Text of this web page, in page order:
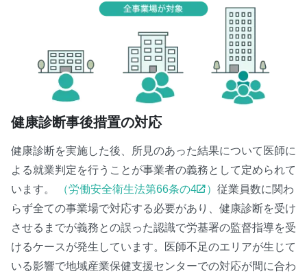
健康診断事後措置の対応
健康診断を実施した後、所見のあった結果について医師に
よる就業判定を行うことが事業者の義務として定められて
います。
（労働安全衛生法第66条の4 ） 従業員数に関わ
らず全ての事業場で対応する必要があり、健康診断を受け
させるまでが義務との誤った認識で労基署の監督指導を受
けるケースが発生しています。医師不足のエリアが生じて
いる影響で地域産業保健支援センターでの対応が間に合わ